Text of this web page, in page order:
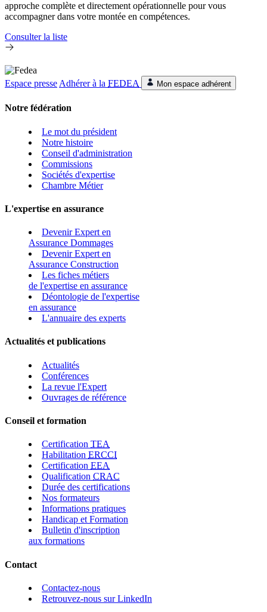
approche complète et directement opérationnelle pour vous
accompagner dans votre montée en compétences.
Consulter la liste
Espace presse Adhérer à la FEDEA Mon espace adhérent
Notre fédération
Le mot du président
Notre histoire
Conseil d'administration
Commissions
Sociétés d'expertise
Chambre Métier
L'expertise en assurance
Devenir Expert en
Assurance Dommages
Devenir Expert en
Assurance Construction
Les fiches métiers
de l'expertise en assurance
Déontologie de l'expertise
en assurance
L'annuaire des experts
Actualités et publications
Actualités
Conférences
La revue l'Expert
Ouvrages de référence
Conseil et formation
Certification TEA
Habilitation ERCCI
Certification EEA
Qualification CRAC
Durée des certifications
Nos formateurs
Informations pratiques
Handicap et Formation
Bulletin d'inscription
aux formations
Contact
Contactez-nous
Retrouvez-nous sur LinkedIn